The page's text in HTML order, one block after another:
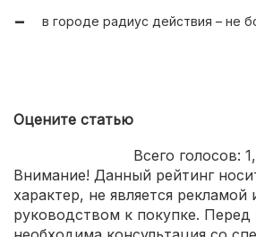
в городе радиус действия – не
Оцените статью
Всего голосов: 1
Внимание! Данный рейтинг
характер, не является рекламой
руководством к покупке. Перед